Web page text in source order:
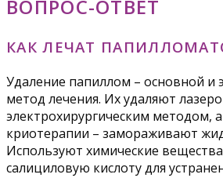
ВОПРОС-ОТВЕТ
КАК ЛЕЧАТ
Удаление папиллом – основной и
метод лечения. Их удаляют
электрохирургическим методом,
криотерапии – замораживают
Используют химические
салициловую кислоту для